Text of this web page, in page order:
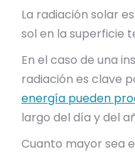
La radiación solar
sol en la superficie
En el caso de una
radiación es clave
energía pueden
largo del día y del
Cuanto mayor sea